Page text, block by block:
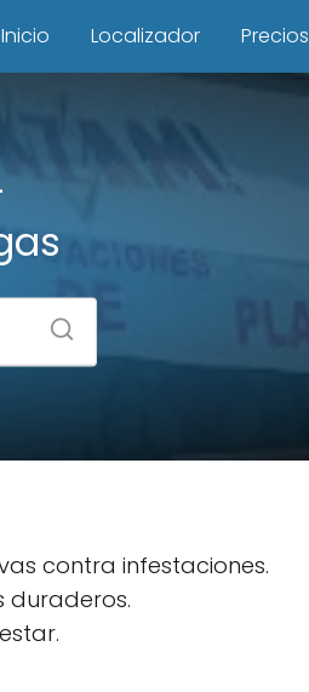
Inicio Localizador Precios
contra infestaciones.
duraderos.